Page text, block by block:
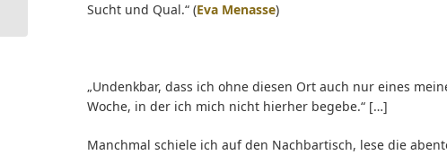
Sucht und Qual.“ (Eva Menasse)
„Undenkbar, dass ich ohne diesen Ort auch nur eines
Woche, in der ich mich nicht hierher begebe.“ […]
Manchmal schiele ich auf den Nachbartisch, lese die